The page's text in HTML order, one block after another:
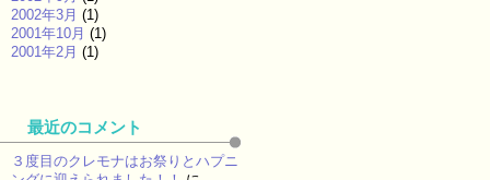
2002年3月 (1)
2001年10月 (1)
2001年2月 (1)
最近のコメント
３度目のクレモナはお祭りとハプニ